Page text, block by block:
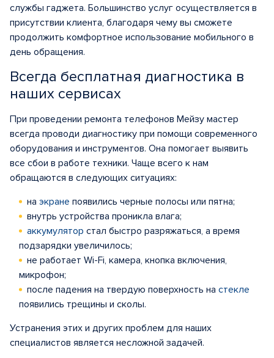
службы гаджета. Большинство услуг осуществляется в
присутствии клиента, благодаря чему вы сможете
продолжить комфортное использование мобильного в
день обращения.
Всегда бесплатная диагностика в
наших сервисах
При проведении ремонта телефонов Мейзу мастер
всегда проводи диагностику при помощи современного
оборудования и инструментов. Она помогает выявить
все сбои в работе техники. Чаще всего к нам
обращаются в следующих ситуациях:
на экране появились черные полосы или пятна;
внутрь устройства проникла влага;
аккумулятор стал быстро разряжаться, а время
подзарядки увеличилось;
не работает Wi-Fi, камера, кнопка включения,
микрофон;
после падения на твердую поверхность на стекле
появились трещины и сколы.
Устранения этих и других проблем для наших
специалистов является несложной задачей.